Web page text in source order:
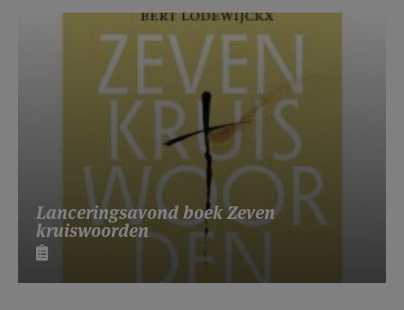
Lanceringsavond boek Zeven
kruiswoorden